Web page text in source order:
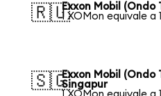
🇷🇺Exxon Mobil (Ondo
1 XOMon equivale a
🇸🇬Exxon Mobil (Ondo
Singapur